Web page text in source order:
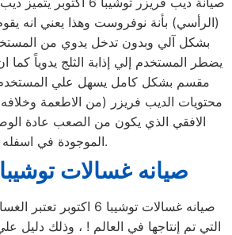
(الرأسي) بأنة نوفروست وهذا يعني انه يقوم
بشكل آلي وبدون تدخل يدوي من
يضطر المستخدم إلي إذابة الثلج يدوياً كما
مقسم بشكل كامل يسهل علي
محتويات الديب فريزر (من الاطعمة
الافقي الذي يكون من الصعب عادة
الموجودة في اسفله.
صيانه غسالات توشيبا 6 اكتوبر
صيانه غسالات توشيبا 6
التي تم إنتاجها في العالم ! ، وذلك دليل